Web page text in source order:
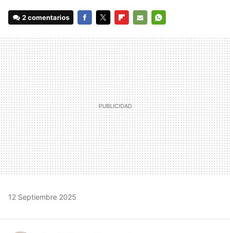
2 comentarios
MAIL
12 Septiembre 2025